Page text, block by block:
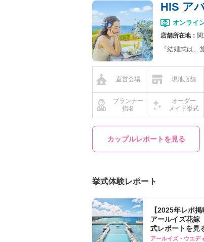
HIS ア
オンライ
店舗所在地：
『結婚式は
直営会場 現地店舗
プランナー
指名
オーダー
メイド挙式
カップルレポートを見る
挙式体験レポート
【2025年レポ
アールイズ花
式レポートを見
アールイズ・ウエデ